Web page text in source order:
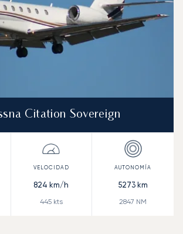
Citation Sovereign
824 km/h
445kts
5273km
2847 NM